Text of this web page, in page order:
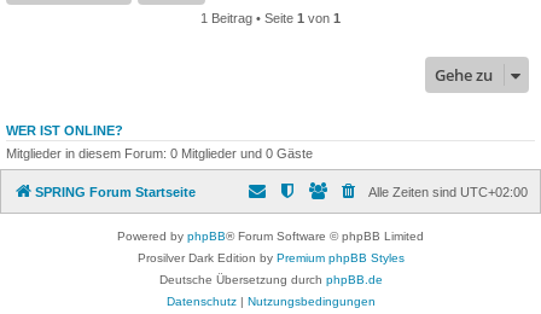
1 Beitrag • Seite 1 von 1
Gehe zu
WER IST ONLINE?
Mitglieder in diesem Forum: 0 Mitglieder und 0 Gäste
SPRING Forum Startseite Alle Zeiten sind UTC+02:00
Powered by phpBB® Forum Software © phpBB Limited
Prosilver Dark Edition by Premium phpBB Styles
Deutsche Übersetzung durch phpBB.de
Datenschutz| Nutzungsbedingungen